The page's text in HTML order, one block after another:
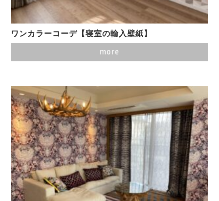
ワンカラーコーデ【寝室の輸入壁紙】
more